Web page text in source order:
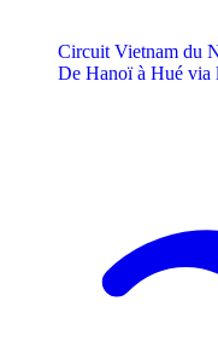
Circuit Vietnam du
De Hanoï à Hué via